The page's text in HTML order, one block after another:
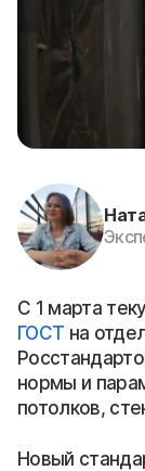
С 1 марта
ГОСТ на
нормы и
потолков,
Новый